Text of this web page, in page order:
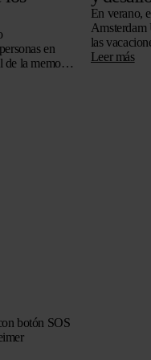
en
la memoria,
En verano,
Amsterdam
las
Alzheimer
Leer más
botón SOS